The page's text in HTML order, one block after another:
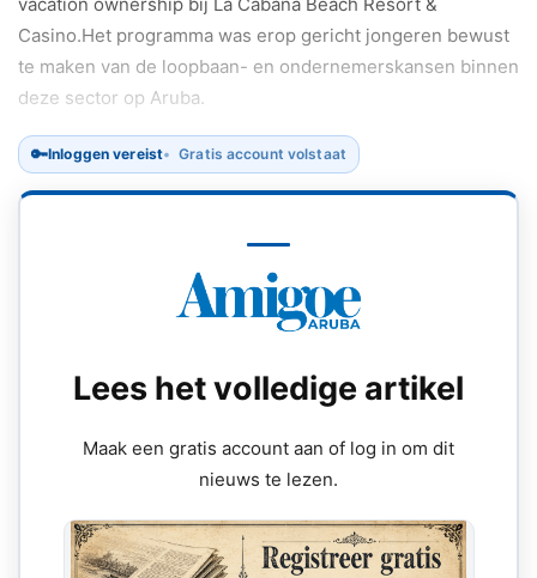
Casino.Het programma was erop gericht jongeren bewust
te maken van de loopbaan- en ondernemerskansen binnen
deze sector op Aruba.
🔑Inloggen vereist Gratis account volstaat
Lees het volledige artikel
Maak een gratis account aan of log in om dit
nieuws te lezen.